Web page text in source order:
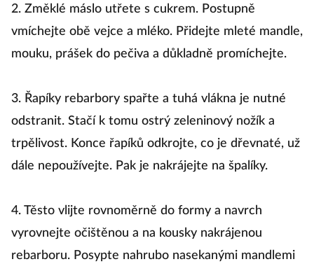
2. Změklé máslo utřete s cukrem. Postupně
vmíchejte obě vejce a mléko. Přidejte mleté mandle,
mouku, prášek do pečiva a důkladně promíchejte.
3. Řapíky rebarbory spařte a tuhá vlákna je nutné
odstranit. Stačí k tomu ostrý zeleninový nožík a
trpělivost. Konce řapíků odkrojte, co je dřevnaté, už
dále nepoužívejte. Pak je nakrájejte na špalíky.
4. Těsto vlijte rovnoměrně do formy a navrch
vyrovnejte očištěnou a na kousky nakrájenou
rebarboru. Posypte nahrubo nasekanými mandlemi